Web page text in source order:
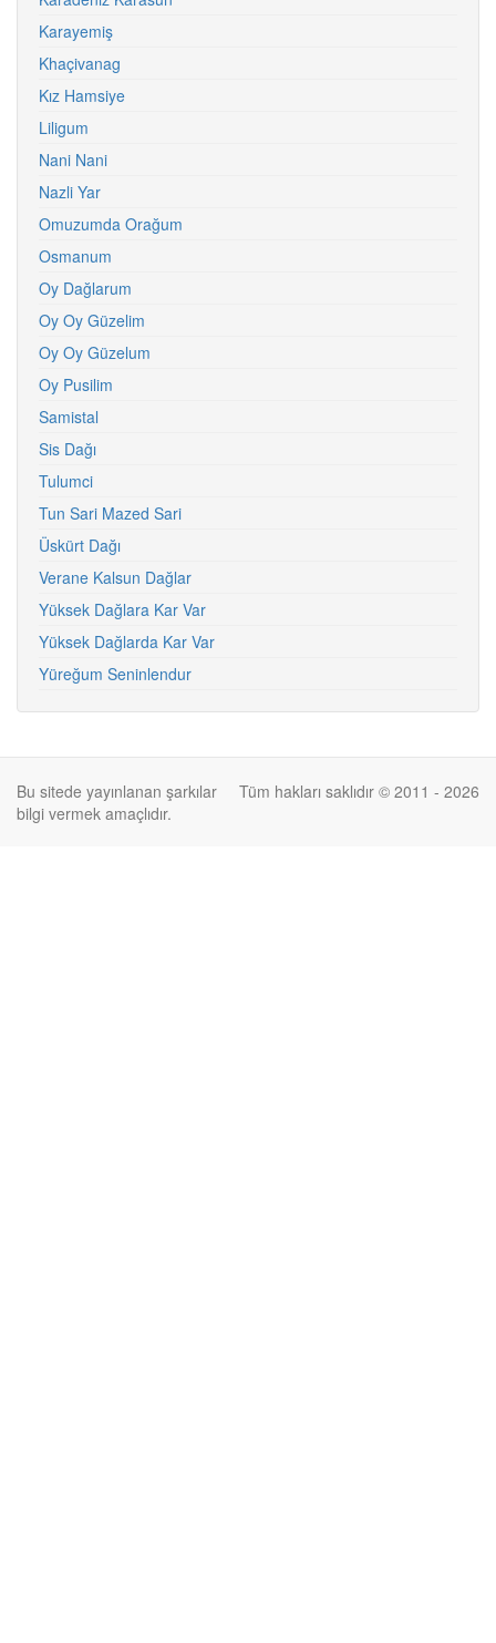
Karayemiş
Khaçivanag
Kız Hamsiye
Liligum
Nani Nani
Nazli Yar
Omuzumda Orağum
Osmanum
Oy Dağlarum
Oy Oy Güzelim
Oy Oy Güzelum
Oy Pusilim
Samistal
Sis Dağı
Tulumci
Tun Sari Mazed Sari
Üskürt Dağı
Verane Kalsun Dağlar
Yüksek Dağlara Kar Var
Yüksek Dağlarda Kar Var
Yüreğum Seninlendur
Tüm hakları saklıdır © 2011 - 2026
Bu sitede yayınlanan şarkılar
bilgi vermek amaçlıdır.